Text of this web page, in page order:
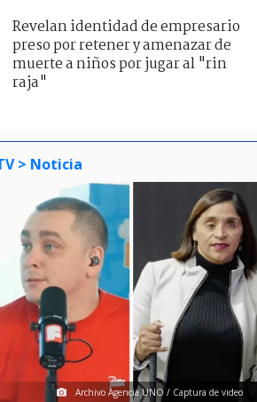
Revelan identidad de empresario
preso por retener y amenazar de
muerte a niños por jugar al "rin
raja"
> Noticia
Archivo Agencia UNO / Captura de video